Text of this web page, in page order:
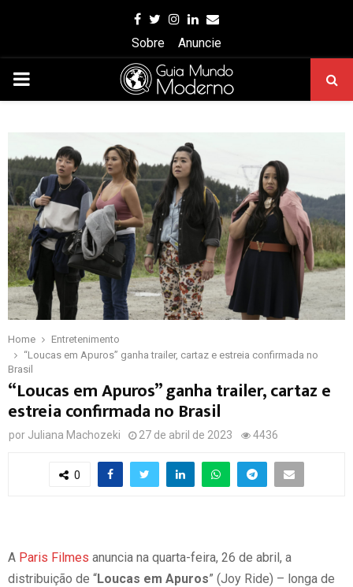
Facebook
Twitter
Instagram
Linkedin
Email
Sobre
Anuncie
PRIMARY
Home
Entretenimento
“Loucas em Apuros” ganha trailer, cartaz e estreia confirmada no
Brasil
“Loucas em Apuros” ganha trailer, cartaz e
estreia confirmada no Brasil
por Juliana Machozeki 27 de abril de 2023 4436
0
A Paris Filmes anuncia na quarta-feira, 26 de abril, a
distribuição de “Loucas em Apuros” (Joy Ride) – longa de